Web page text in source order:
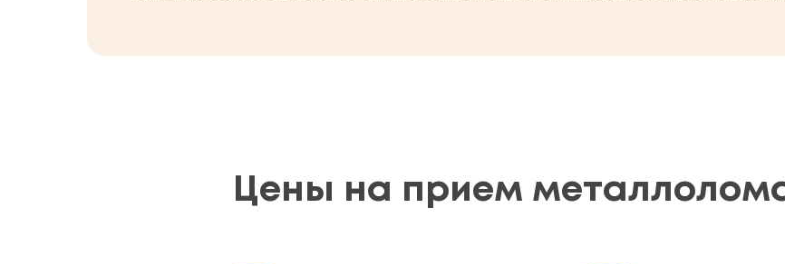
Цены на прием